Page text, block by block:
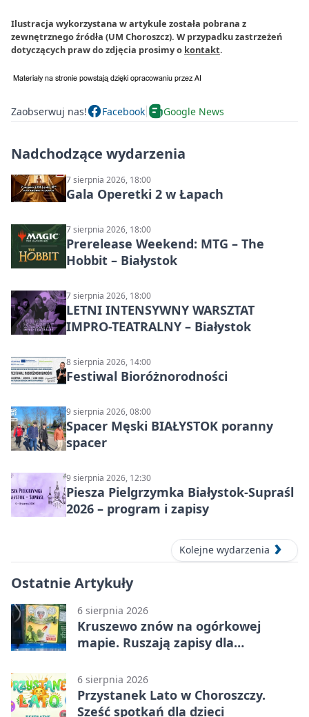
Ilustracja wykorzystana w artykule została pobrana z
zewnętrznego źródła (UM Choroszcz). W przypadku zastrzeżeń
dotyczących praw do zdjęcia prosimy o kontakt.
Zaobserwuj nas! Facebook Google News
Nadchodzące wydarzenia
7 sierpnia 2026, 18:00
Gala Operetki 2 w Łapach
7 sierpnia 2026, 18:00
Prerelease Weekend: MTG – The
Hobbit – Białystok
7 sierpnia 2026, 18:00
LETNI INTENSYWNY WARSZTAT
IMPRO-TEATRALNY – Białystok
8 sierpnia 2026, 14:00
Festiwal Bioróżnorodności
9 sierpnia 2026, 08:00
Spacer Męski BIAŁYSTOK poranny
spacer
9 sierpnia 2026, 12:30
Piesza Pielgrzymka Białystok-Supraśl
2026 – program i zapisy
Kolejne wydarzenia
Ostatnie Artykuły
6 sierpnia 2026
Kruszewo znów na ogórkowej
mapie. Ruszają zapisy dla
6 sierpnia 2026
Przystanek Lato w Choroszczy.
Sześć spotkań dla dzieci